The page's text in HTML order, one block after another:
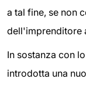
a tal fine, se non
dell'imprenditore
In sostanza con
introdotta una